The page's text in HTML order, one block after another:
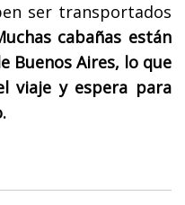
ser transportados
cabañas están
Buenos Aires, lo que
viaje y espera para